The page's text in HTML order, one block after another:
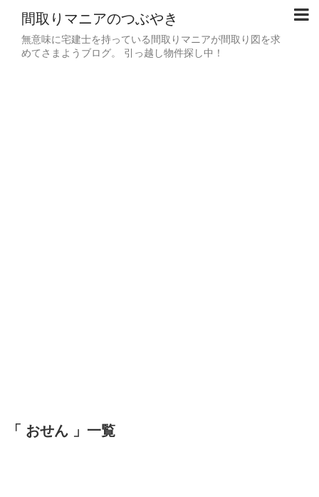
間取りマニアのつぶやき
無意味に宅建士を持っている間取りマニアが間取り図を求
めてさまようブログ。 引っ越し物件探し中！
「 おせん 」一覧